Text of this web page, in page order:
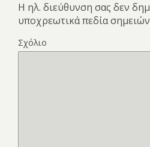
Η ηλ. διεύθυνση σας δεν
υποχρεωτικά πεδία
Σχόλιο